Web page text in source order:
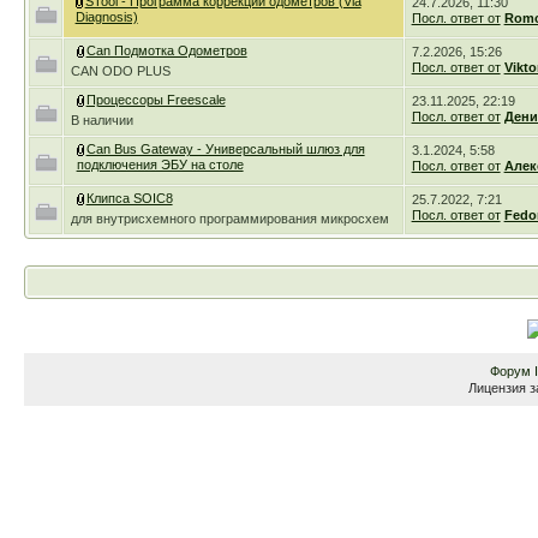
Diagnosis)
Посл. ответ от
Can Подмотка Одометров
CAN ODO PLUS
7.2.2026, 15:26
Посл. ответ от
Процессоры Freescale
В наличии
23.11.2025, 22:19
Посл. ответ от
Can Bus Gateway - Универсальный шлюз для
подключения ЭБУ на столе
3.1.2024, 5:58
Посл. ответ от
Клипса SOIC8
для внутрисхемного программирования микросхем
25.7.2022, 7:21
Посл. ответ от
Форум
Лицензия